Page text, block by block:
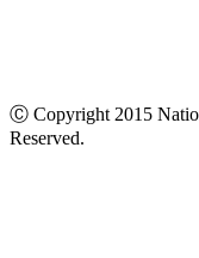
Ⓒ Copyright 2015
Reserved.